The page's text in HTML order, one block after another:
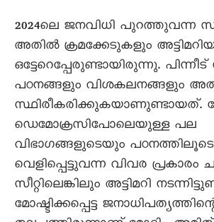
2024ലെ ജനവിധി പുറത്തുവന്ന
അതിൽ ക്രമക്കേടുകളും
ഒട്ടേറെപ്പേരുണ്ടായിരുന്നു.
പഠനങ്ങളും വിശകലനങ്ങളും
സ്ഥിരീകരിക്കുകയാണുണ്ടായത്.
ഡെമോക്രസിപോലെയുള്ള പല
വിഭാഗങ്ങളുടെയും പഠനത്തിലൂടെ
വെളിപ്പെട്ടുവന്ന വിവര
സീറ്റിലെങ്കിലും അട്ടിമറി
മോഷ്ടിക്കപ്പെട്ട